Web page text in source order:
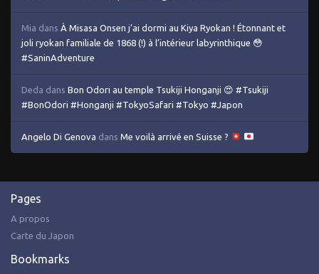
Mia dans À Misasa Onsen j’ai dormi au Kiya Ryokan ! Étonnant et
joli ryokan familiale de 1868 (!) à l’intérieur labyrinthique 😳
#SaninAdventure
Deda dans Bon Odori au temple Tsukiji Honganji 😍 #Tsukiji
#BonOdori #Honganji #TokyoSafari #Tokyo #Japon
Angelo Di Genova dans Me voilà arrivé en Suisse ?
Pages
A propos
Carte du Japon
Bookmarks